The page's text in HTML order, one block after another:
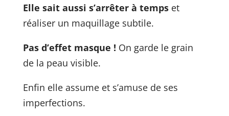
Elle sait aussi s’arrêter à tempset
réaliser un maquillage subtile.
Pas d’effet masque ! On garde le grain
de la peau visible.
Enfin elle assume et s’amuse de ses
imperfections.